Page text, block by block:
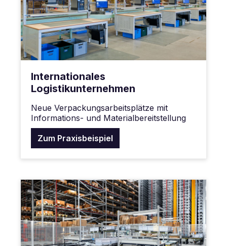
Internationales
Logistikunternehmen
Neue Verpackungsarbeitsplätze mit
Informations- und Materialbereitstellung
Zum Praxisbeispiel